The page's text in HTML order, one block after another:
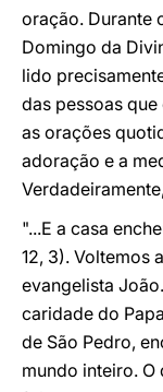
oração. Durante
Domingo da
lido
das pessoas
as orações
adoração e a
"...E a casa
12, 3). Voltemos
evangelista
caridade do
de São Pedro,
mundo inteiro.